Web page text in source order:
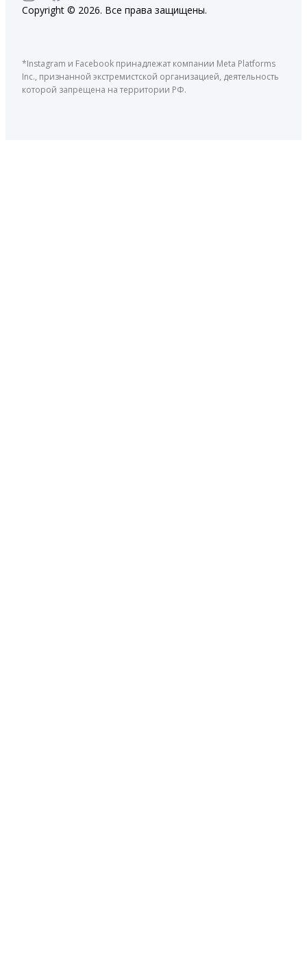
Copyright © 2026. Все права защищены.
*Instagram и Facebook принадлежат компании Meta Platforms
Inc., признанной экстремистской организацией, деятельность
которой запрещена на территории РФ.